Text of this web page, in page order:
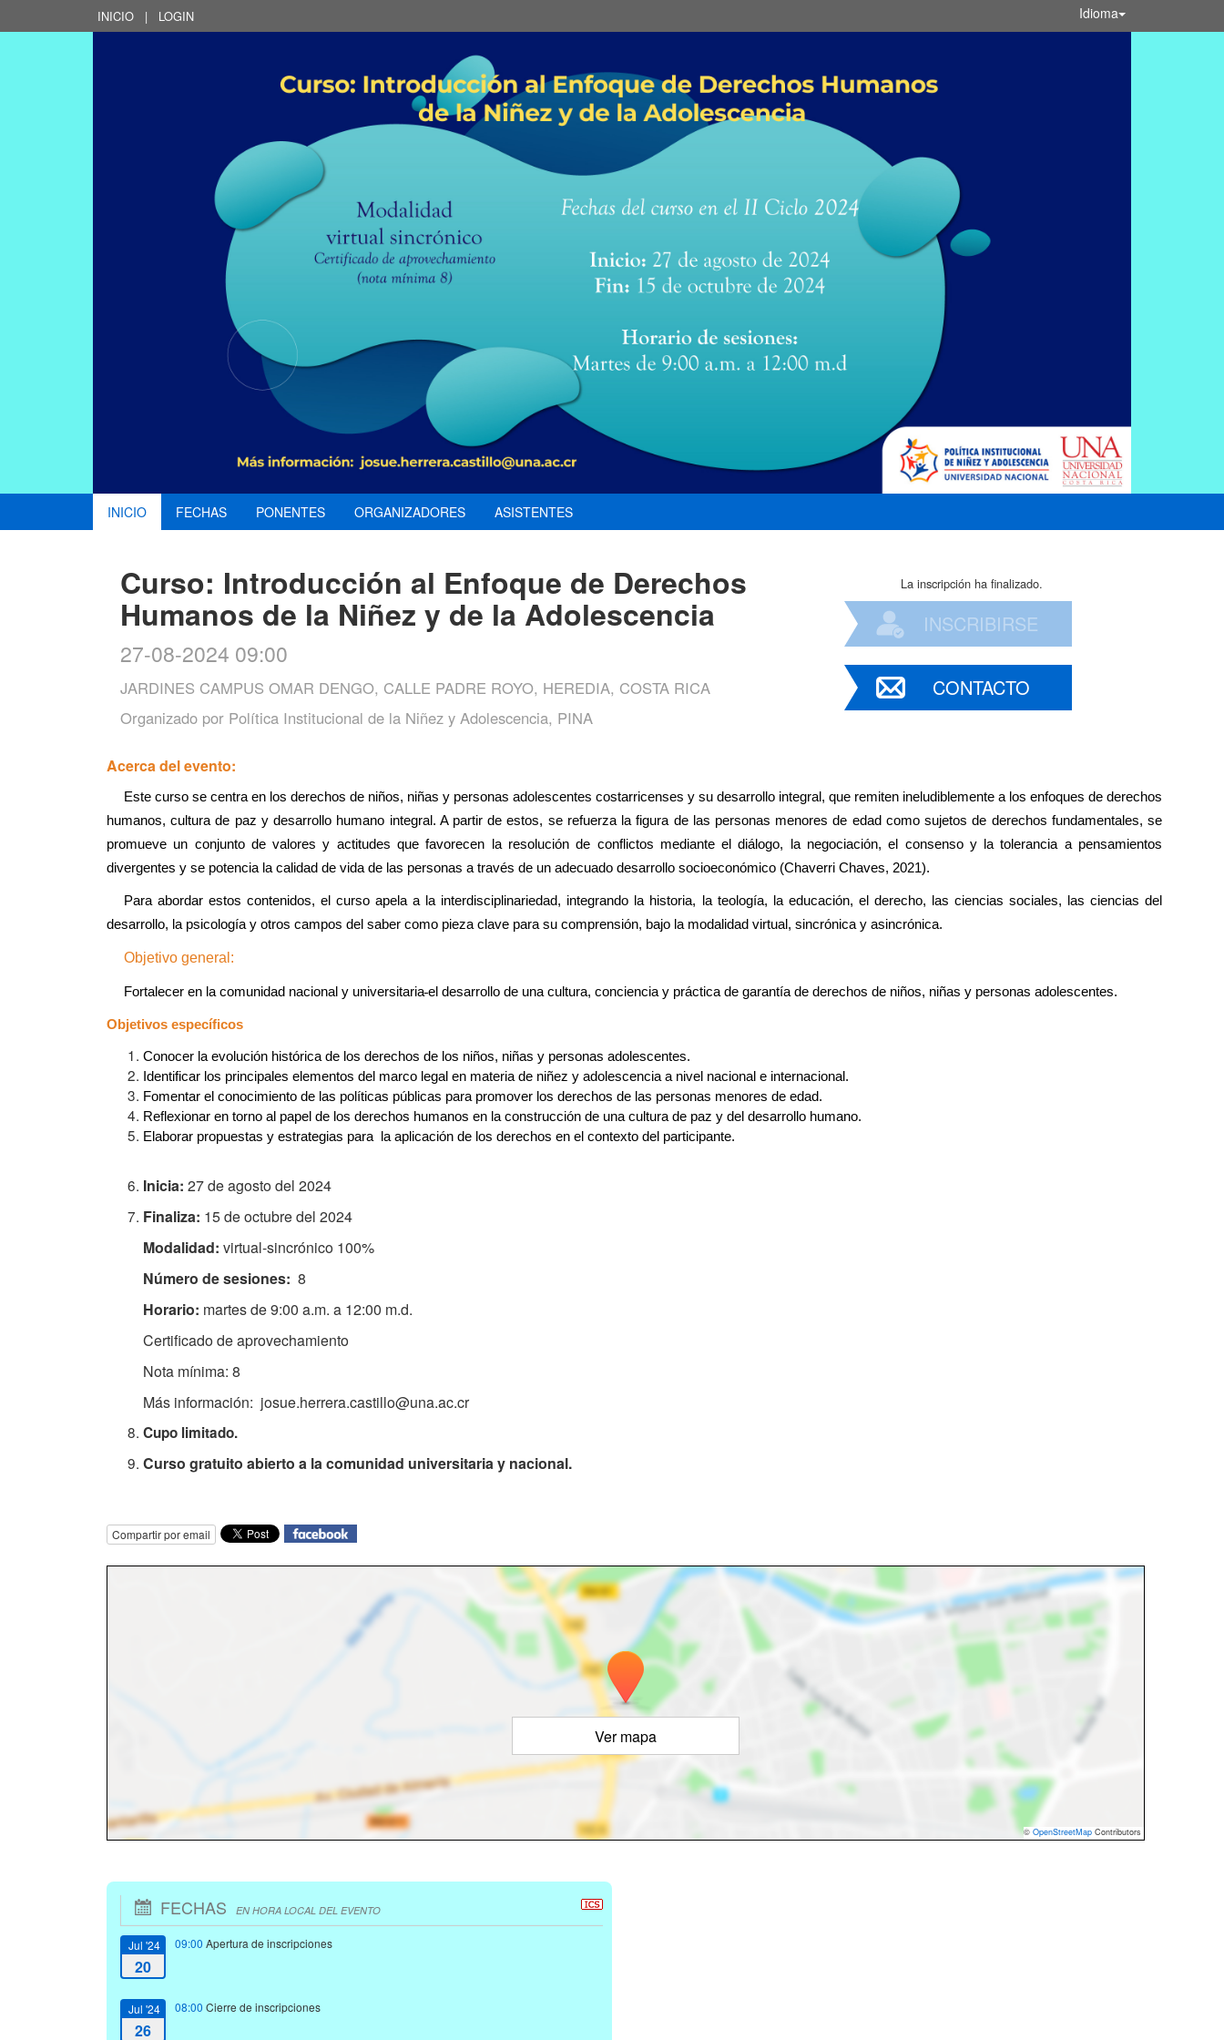
INICIO | LOGIN Idioma
INICIO FECHAS PONENTES ORGANIZADORES ASISTENTES
Curso: Introducción al Enfoque de Derechos
Humanos de la Niñez y de la Adolescencia
27-08-2024 09:00
JARDINES CAMPUS OMAR DENGO, CALLE PADRE ROYO, HEREDIA, COSTA RICA
Organizado por Política Institucional de la Niñez y Adolescencia, PINA
La inscripción ha finalizado.
INSCRIBIRSE
CONTACTO
Acerca del evento:
Este curso se centra en los derechos de niños, niñas y personas adolescentes costarricenses y su desarrollo integral, que remiten ineludiblemente a los enfoques de derechos
humanos, cultura de paz y desarrollo humano integral. A partir de estos, se refuerza la figura de las personas menores de edad como sujetos de derechos fundamentales, se
promueve un conjunto de valores y actitudes que favorecen la resolución de conflictos mediante el diálogo, la negociación, el consenso y la tolerancia a pensamientos
divergentes y se potencia la calidad de vida de las personas a través de un adecuado desarrollo socioeconómico (Chaverri Chaves, 2021).
Para abordar estos contenidos, el curso apela a la interdisciplinariedad, integrando la historia, la teología, la educación, el derecho, las ciencias sociales, las ciencias del
desarrollo, la psicología y otros campos del saber como pieza clave para su comprensión, bajo la modalidad virtual, sincrónica y asincrónica.
Objetivo general:
Fortalecer en la comunidad nacional y universitaria el desarrollo de una cultura, conciencia y práctica de garantía de derechos de niños, niñas y personas adolescentes.
Objetivos específicos
Conocer la evolución histórica de los derechos de los niños, niñas y personas adolescentes.
Identificar los principales elementos del marco legal en materia de niñez y adolescencia a nivel nacional e internacional.
Fomentar el conocimiento de las políticas públicas para promover los derechos de las personas menores de edad.
Reflexionar en torno al papel de los derechos humanos en la construcción de una cultura de paz y del desarrollo humano.
Elaborar propuestas y estrategias para  la aplicación de los derechos en el contexto del participante.
Inicia: 27 de agosto del 2024
Finaliza: 15 de octubre del 2024
Modalidad: virtual-sincrónico 100%
Número de sesiones: 8
Horario: martes de 9:00 a.m. a 12:00 m.d.
Certificado de aprovechamiento
Nota mínima: 8
Más información: josue.herrera.castillo@una.ac.cr
Cupo limitado.
Curso gratuito abierto a la comunidad universitaria y nacional.
Compartir por email
Ver mapa
© OpenStreetMap Contributors
FECHAS EN HORA LOCAL DEL EVENTO
Jul '24
20
09:00 Apertura de inscripciones
Jul '24
26
08:00 Cierre de inscripciones